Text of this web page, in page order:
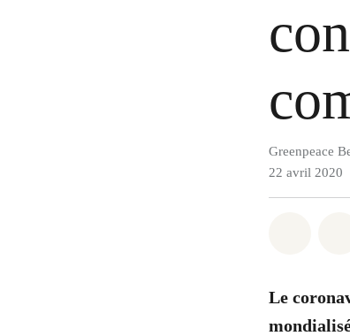
Greenpeace
22 avril 2020
Le